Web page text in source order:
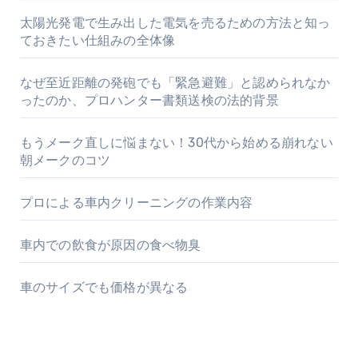
太陽光発電で生み出した電気を売るための方法と知っ
ておきたい仕組みの全体像
なぜ至近距離の発砲でも「緊急避難」と認められなか
ったのか、プロハンター書類送検の法的背景
もうメーク直しに悩まない！30代から始める崩れない
朝メークのコツ
プロによる車内クリーニングの作業内容
車内での飲食が原因の食べ物臭
車のサイズでも価格が異なる